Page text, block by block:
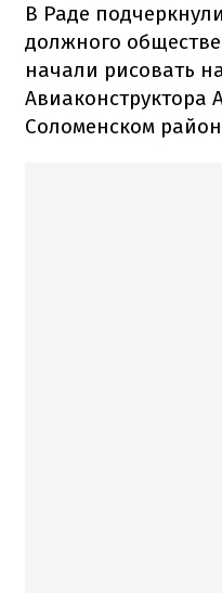
В Раде
должного
начали рисовать
Авиаконструктора
Соломенском